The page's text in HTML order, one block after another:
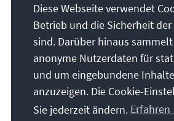
Die Konrad-Adenauer-
national und
Bildung für Frieden,
Gerechtigkeit ein. Wir
freiheitliche
Marktwirtschaft und die
Festigung des
Diese Webseite verwendet
Betrieb und die Sicherheit
sind. Darüber hinaus
anonyme Nutzerdaten für
und um eingebundene
anzuzeigen. Die Cookie-
Sie jederzeit ändern.